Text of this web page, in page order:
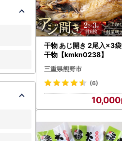
干物 あじ開き 2尾入×3袋
干物【kmkn0238】
三重県熊野市
(6)
10,000